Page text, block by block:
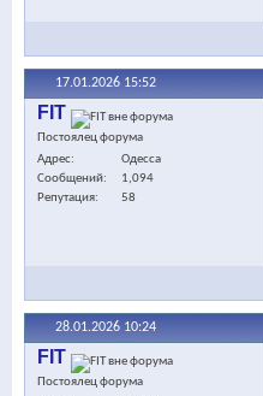
17.01.2026 15:52
FIT
Постоялец форума
Адрес
Одесса
Сообщений
1,094
Репутация
58
28.01.2026 10:24
FIT
Постоялец форума